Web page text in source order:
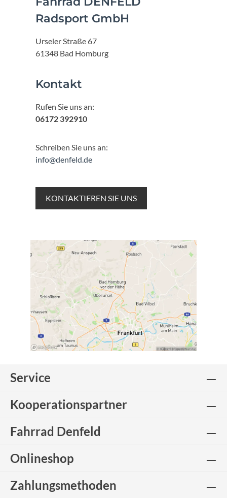
Radsport GmbH
Urseler Straße 67
61348 Bad Homburg
Kontakt
Rufen Sie uns an:
06172 392910
Schreiben Sie uns an:
info@denfeld.de
KONTAKTIEREN SIE UNS
Service
Kooperationspartner
Fahrrad Denfeld
Onlineshop
Zahlungsmethoden